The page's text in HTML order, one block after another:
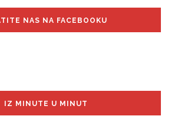
NAS NA FACEBOOKU
IZ MINUTE U MINUT